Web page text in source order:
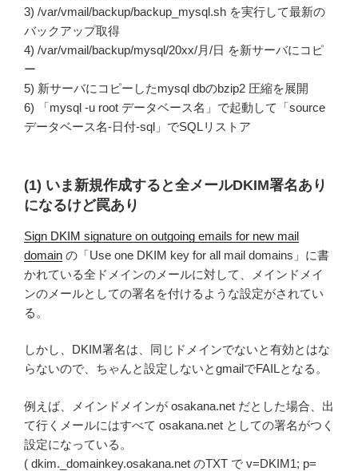
3) /var/vmail/backup/backup_mysql.sh を実行して最新の
バックアップ取得
4) /var/vmail/backup/mysql/20xx/月/日 を新サーバにコピ
ー
5) 新サーバにコピーしたmysql dbのbzip2 圧縮を展開
6) 「mysql -u root データベース名」で起動して「source
データベース名-日付-sql」でSQLリストア
(1) いま新規作成すると全メールDKIM署名あり
になるけど罠あり
Sign DKIM signature on outgoing emails for new mail
domain の「Use one DKIM key for all mail domains」に書
かれている全ドメインのメールに対して、メインドメイ
ンのメールとしての署名を付けるような設定がされてい
る。
しかし、DKIM署名は、同じドメインでないと有効とはな
らないので、ちゃんと設定しないとgmailでFAILとなる。
例えば、メインドメインが osakana.net だとした場合、出
て行くメールにはすべて osakana.net としての署名がつく
設定になっている。
( dkim._domainkey.osakana.net のTXT で v=DKIM1; p=